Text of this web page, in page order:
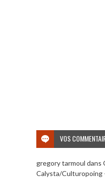
VOS
gregory tarmoul dans
Calysta/Culturopoing